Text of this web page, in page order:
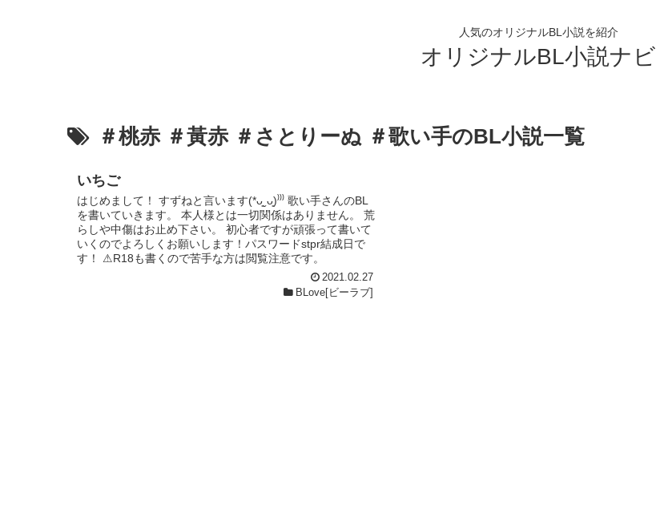
人気のオリジナルBL小説を紹介
オリジナルBL小説ナビ
＃桃赤 ＃黃赤 ＃さとりーぬ ＃歌い手のBL小説一覧
いちご
はじめまして！ すずねと言います(*ᴗ͈ˬᴗ͈)⁾⁾⁾ 歌い手さんのBL
を書いていきます。 本人様とは一切関係はありません。 荒
らしや中傷はお止め下さい。 初心者ですが頑張って書いて
いくのでよろしくお願いします！パスワードstpr結成日で
す！ ⚠R18も書くので苦手な方は閲覧注意です。
2021.02.27
BLove[ビーラブ]